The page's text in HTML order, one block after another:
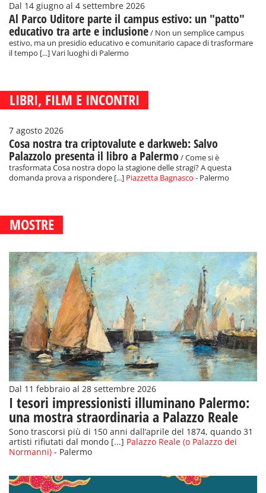
Dal 14 giugno al 4 settembre 2026
Al Parco Uditore parte il campus estivo: un "patto"
educativo tra arte e inclusione/ Non un semplice campus
estivo, ma un presidio educativo e comunitario capace di trasformare
il tempo [...] Vari luoghi di Palermo
LIBRI, FILM E INCONTRI
7 agosto 2026
Cosa nostra tra criptovalute e darkweb: Salvo
Palazzolo presenta il libro a Palermo/ Come si è
trasformata Cosa nostra dopo la stagione delle stragi? A questa
domanda prova a rispondere [...] Piazzetta Bagnasco - Palermo
MOSTRE
Dal 11 febbraio al 28 settembre 2026
I tesori impressionisti illuminano Palermo:
una mostra straordinaria a Palazzo Reale
Sono trascorsi più di 150 anni dall’aprile del 1874, quando 31
artisti rifiutati dal mondo [...] Palazzo Reale (o Palazzo dei
Normanni) - Palermo